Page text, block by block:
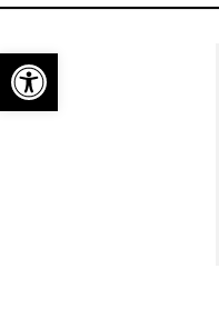
Abrir barra de herramientas